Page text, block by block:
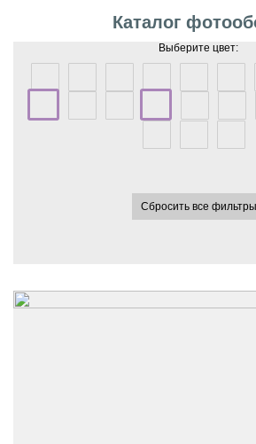
Каталог
Выберите цвет:
Сбросить все фильтры